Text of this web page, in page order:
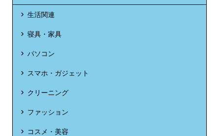
生活関連
寝具・家具
パソコン
スマホ・ガジェット
クリーニング
ファッション
コスメ・美容